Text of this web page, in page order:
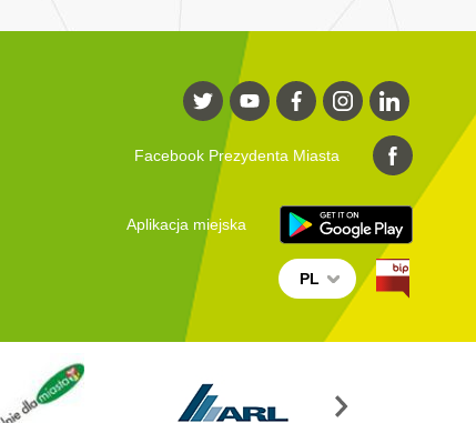
Facebook Prezydenta Miasta
Aplikacja miejska
PL